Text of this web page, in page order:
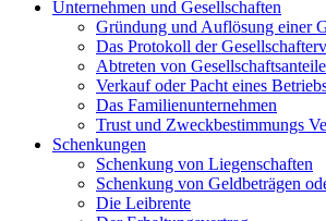
Unternehmen und Gesellschaften
Gründung und Auflösung einer
Das Protokoll der
Abtreten von
Verkauf oder Pacht eines
Das Familienunternehmen
Trust und Zweckbestimmungs
Schenkungen
Schenkung von Liegenschaften
Schenkung von Geldbeträgen
Die Leibrente